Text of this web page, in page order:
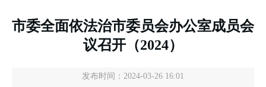
市委全面依法治市委员会办公室成员会
议召开（2024）
发布时间：2024-03-26 16:01